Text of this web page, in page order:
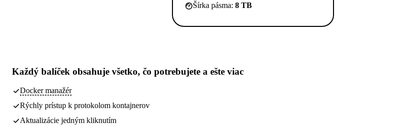
Šírka pásma: 8 TB
Každý balíček obsahuje všetko, čo potrebujete a ešte viac
Docker manažér
Rýchly prístup k protokolom kontajnerov
Aktualizácie jedným kliknutím